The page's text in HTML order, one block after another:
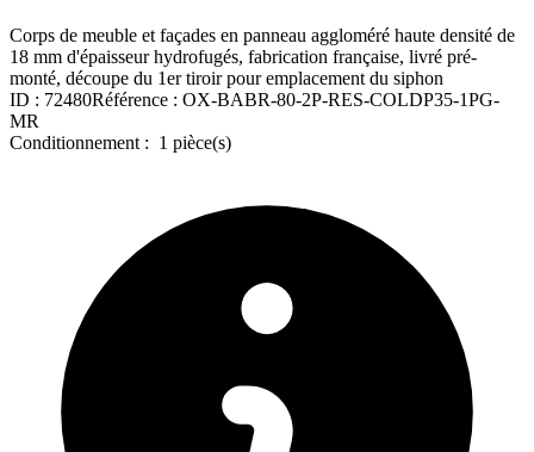
Corps de meuble et façades en panneau aggloméré haute densité de
18 mm d'épaisseur hydrofugés, fabrication française, livré pré-
monté, découpe du 1er tiroir pour emplacement du siphon
ID : 72480Référence : OX-BABR-80-2P-RES-COLDP35-1PG-
MR
Conditionnement : 1 pièce(s)